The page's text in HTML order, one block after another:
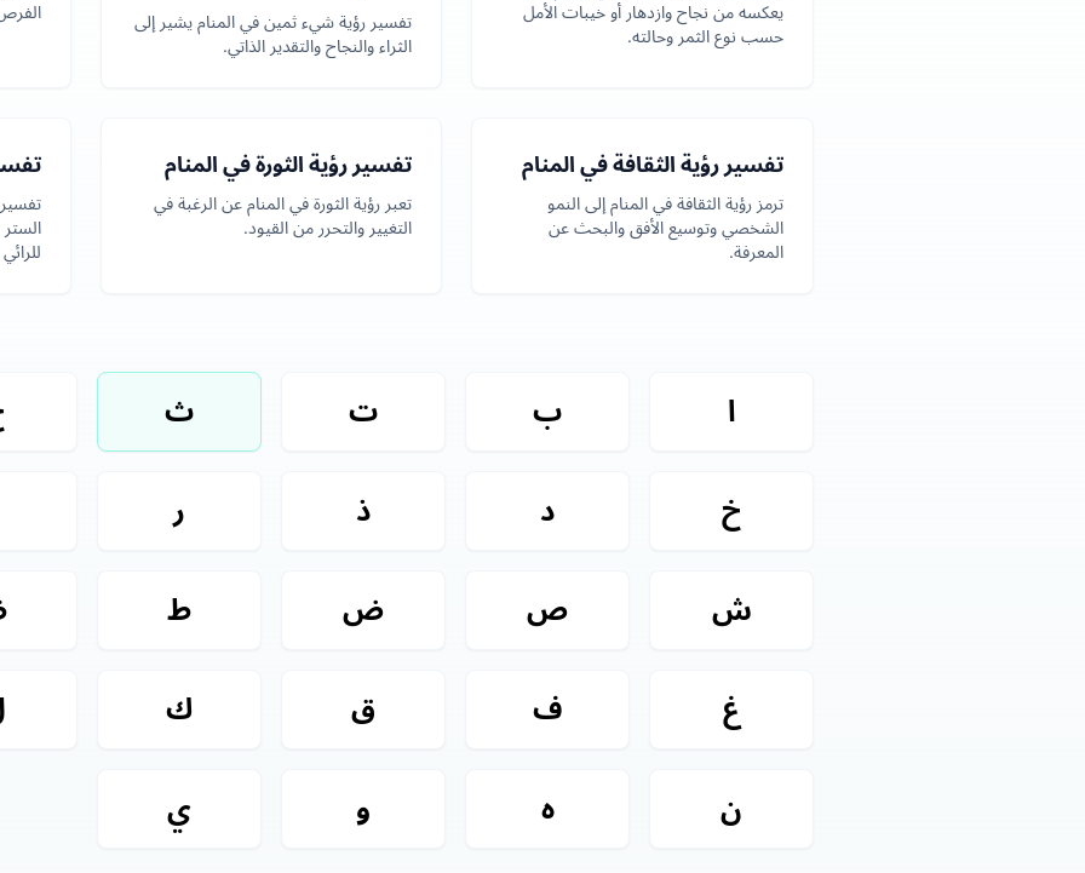
يعكسه من نجاح وازدهار أو خيبات الأمل
حسب نوع الثمر وحالته.
تفسير رؤية شيء ثمين في المنام يشير إلى
الثراء والنجاح والتقدير الذاتي.
تفسير رؤية الثقافة في المنام
ترمز رؤية الثقافة في المنام إلى النمو
الشخصي وتوسيع الأفق والبحث عن
المعرفة.
تفسير رؤية الثورة في المنام
تعبر رؤية الثورة في المنام عن الرغبة في
التغيير والتحرر من القيود.
ا ب ت ث
خ د ذ ر
ش ص ض ط
غ ف ق ك
ن ه و ي